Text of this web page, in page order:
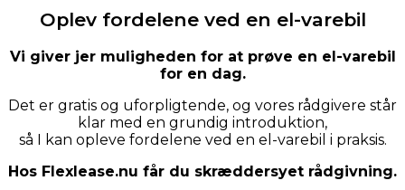
Oplev fordelene ved en el-varebil
Vi giver jer muligheden for at prøve en el-varebil
for en dag.
Det er gratis og uforpligtende, og vores rådgivere står
klar med en grundig introduktion,
så I kan opleve fordelene ved en el-varebil i praksis.
Hos Flexlease.nu får du skræddersyet rådgivning.